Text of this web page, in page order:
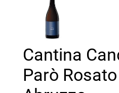
Cantina
Parò